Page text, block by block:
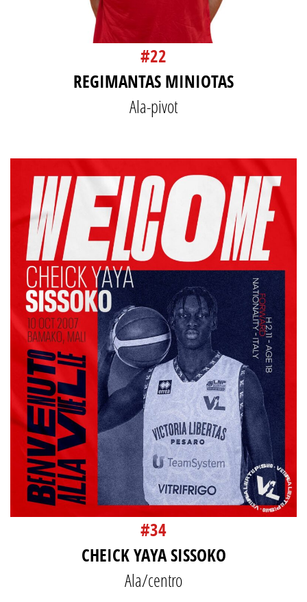
#22
REGIMANTAS MINIOTAS
Ala-pivot
#34
CHEICK YAYA SISSOKO
Ala/centro